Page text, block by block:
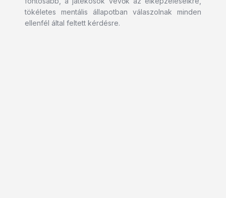
tökéletes mentális állapotban válaszolnak minden
ellenfél által feltett kérdésre.